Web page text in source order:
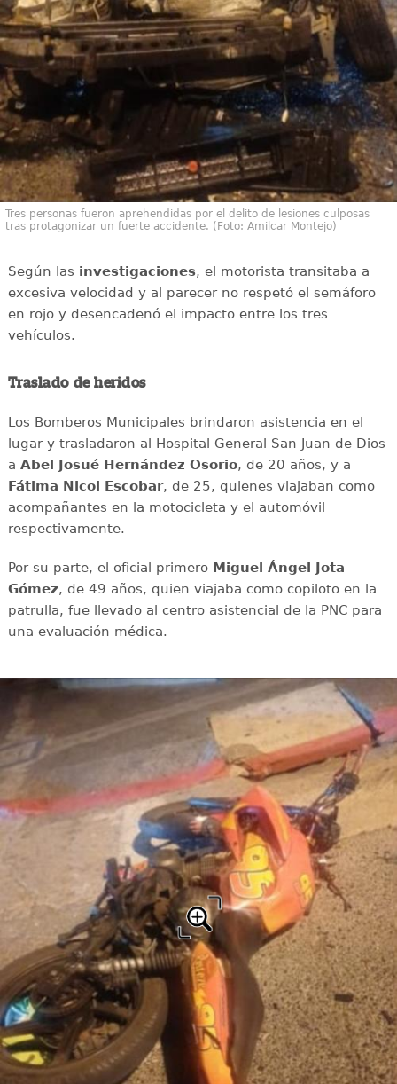
Tres personas fueron aprehendidas por el delito de lesiones culposas
tras protagonizar un fuerte accidente. (Foto: Amilcar Montejo)
Según las investigaciones, el motorista transitaba a
excesiva velocidad y al parecer no respetó el semáforo
en rojo y desencadenó el impacto entre los tres
vehículos.
Traslado de heridos
Los Bomberos Municipales brindaron asistencia en el
lugar y trasladaron al Hospital General San Juan de Dios
a Abel Josué Hernández Osorio, de 20 años, y a
Fátima Nicol Escobar, de 25, quienes viajaban como
acompañantes en la motocicleta y el automóvil
respectivamente.
Por su parte, el oficial primero Miguel Ángel Jota
Gómez, de 49 años, quien viajaba como copiloto en la
patrulla, fue llevado al centro asistencial de la PNC para
una evaluación médica.